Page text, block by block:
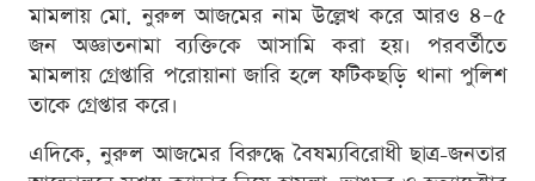
মামলায় মো. নুরুল আজমের নাম উল্লেখ করে আরও ৪–৫
জন অজ্ঞাতনামা ব্যক্তিকে আসামি করা হয়। পরবর্তীতে
মামলায় গ্রেপ্তারি পরোয়ানা জারি হলে ফটিকছড়ি থানা পুলিশ
তাকে গ্রেপ্তার করে।
এদিকে, নুরুল আজমের বিরুদ্ধে বৈষম্যবিরোধী ছাত্র-জনতার